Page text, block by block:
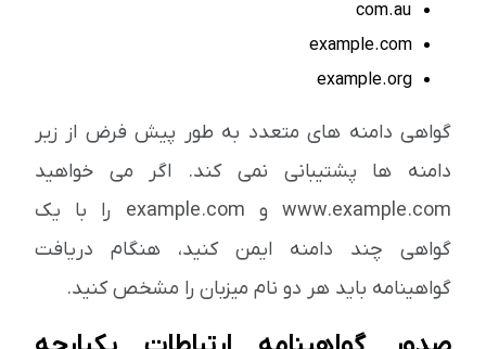
example.com
example.org
گواهی دامنه های متعدد به طور پیش فرض از زیر
دامنه ها پشتیبانی نمی کند. اگر می خواهید
www.example.com و example.com را با یک
گواهی چند دامنه ایمن کنید، هنگام دریافت
گواهینامه باید هر دو نام میزبان را مشخص کنید.